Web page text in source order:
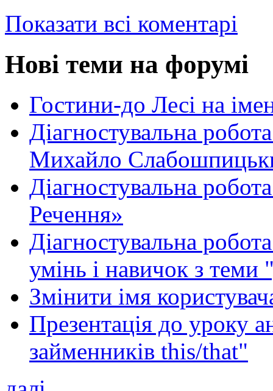
Показати всі коментарі
Нові теми на форумі
Гостини-до Лесі на
Діагностувальна
Михайло
Діагностувальна
Речення»
Діагностувальна
умінь і навичок з теми
Змінити імя
Презентація до уроку
займенників this/that"